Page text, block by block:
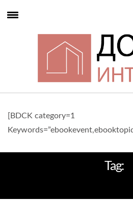
[BDCK category=1
Tag: